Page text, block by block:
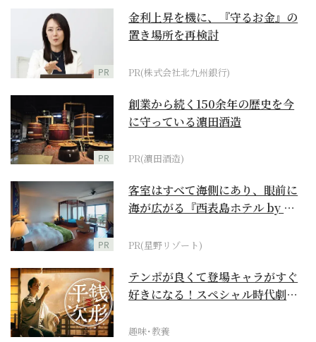
PR
金利上昇を機に、『守るお金』の
置き場所を再検討
PR(株式会社北九州銀行)
PR
創業から続く150余年の歴史を今
に守っている濵田酒造
PR(濵田酒造)
PR
客室はすべて海側にあり、眼前に
海が広がる『西表島ホテル by 星
PR(星野リゾート)
テンポが良くて登場キャラがすぐ
好きになる！スペシャル時代劇
趣味･教養